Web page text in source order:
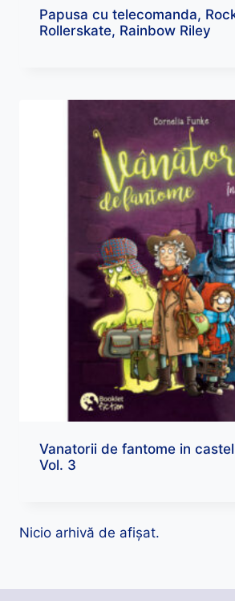
Papusa cu telecomanda,
Rollerskate, Rainbow Riley
Vanatorii de fantome in
Vol. 3
Nicio arhivă de afișat.